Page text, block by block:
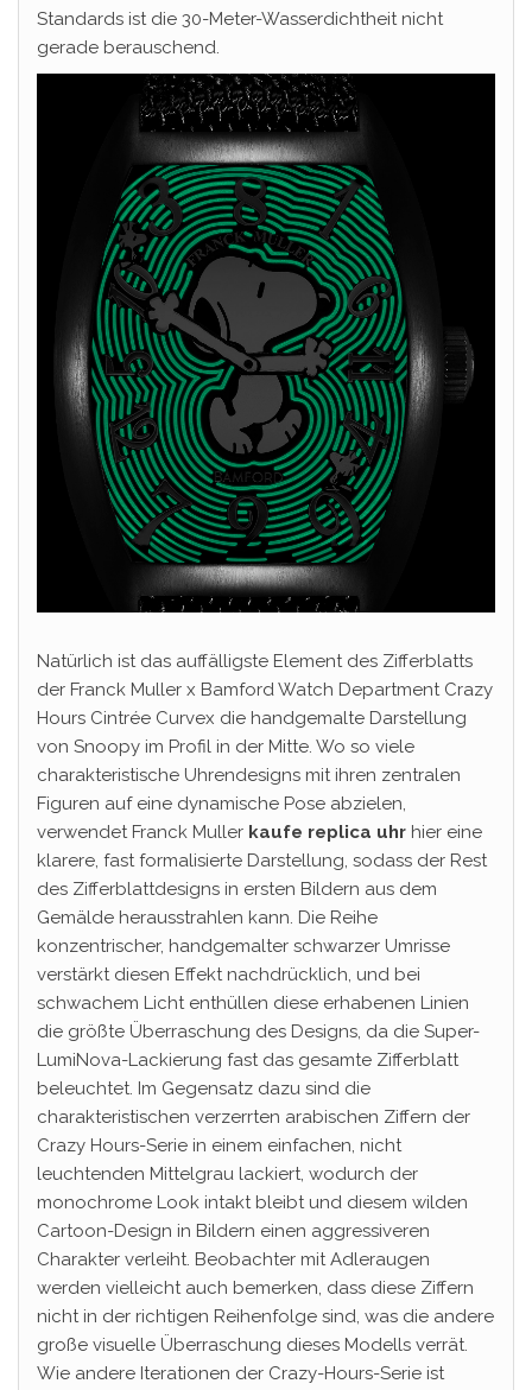
Standards ist die 30-Meter-Wasserdichtheit nicht
gerade berauschend.
Natürlich ist das auffälligste Element des Zifferblatts
der Franck Muller x Bamford Watch Department Crazy
Hours Cintrée Curvex die handgemalte Darstellung
von Snoopy im Profil in der Mitte. Wo so viele
charakteristische Uhrendesigns mit ihren zentralen
Figuren auf eine dynamische Pose abzielen,
verwendet Franck Muller kaufe replica uhr hier eine
klarere, fast formalisierte Darstellung, sodass der Rest
des Zifferblattdesigns in ersten Bildern aus dem
Gemälde herausstrahlen kann. Die Reihe
konzentrischer, handgemalter schwarzer Umrisse
verstärkt diesen Effekt nachdrücklich, und bei
schwachem Licht enthüllen diese erhabenen Linien
die größte Überraschung des Designs, da die Super-
LumiNova-Lackierung fast das gesamte Zifferblatt
beleuchtet. Im Gegensatz dazu sind die
charakteristischen verzerrten arabischen Ziffern der
Crazy Hours-Serie in einem einfachen, nicht
leuchtenden Mittelgrau lackiert, wodurch der
monochrome Look intakt bleibt und diesem wilden
Cartoon-Design in Bildern einen aggressiveren
Charakter verleiht. Beobachter mit Adleraugen
werden vielleicht auch bemerken, dass diese Ziffern
nicht in der richtigen Reihenfolge sind, was die andere
große visuelle Überraschung dieses Modells verrät.
Wie andere Iterationen der Crazy-Hours-Serie ist